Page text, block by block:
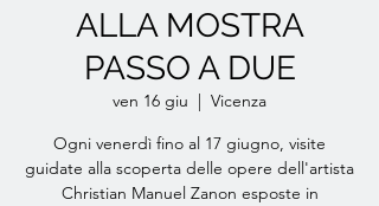
ALLA MOSTRA
PASSO A DUE
ven 16 giu
  |
Vicenza
Ogni venerdì fino al 17 giugno, visite
guidate alla scoperta delle opere dell'artista
Christian Manuel Zanon esposte in